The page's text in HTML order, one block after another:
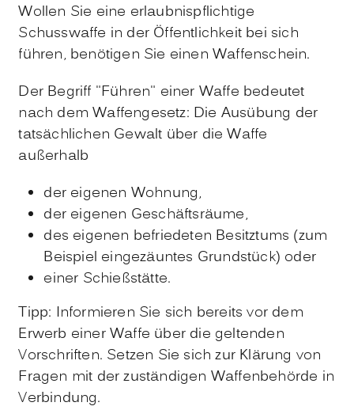
Wollen Sie eine erlaubnispflichtige
Schusswaffe in der Öffentlichkeit bei sich
führen, benötigen Sie einen Waffenschein.
Der Begriff "Führen" einer Waffe bedeutet
nach dem Waffengesetz: Die Ausübung der
tatsächlichen Gewalt über die Waffe
außerhalb
der eigenen Wohnung,
der eigenen Geschäftsräume,
des eigenen befriedeten Besitztums (zum
Beispiel eingezäuntes Grundstück) oder
einer Schießstätte.
Tipp: Informieren Sie sich bereits vor dem
Erwerb einer Waffe über die geltenden
Vorschriften. Setzen Sie sich zur Klärung von
Fragen mit der zuständigen Waffenbehörde in
Verbindung.